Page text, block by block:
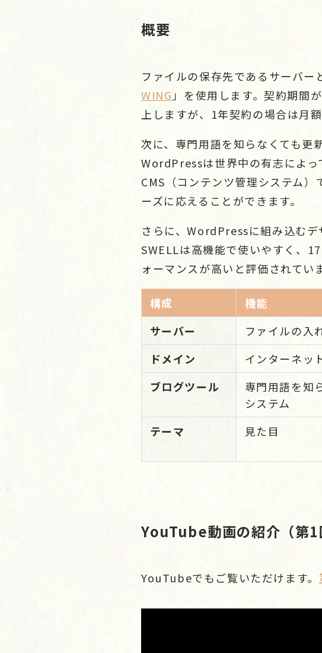
概要
ファイルの保存先であるサーバ
WING 」を使用します。契約期間
上しますが、1年契約の場合は月
次に、専門用語を知らなくても
WordPressは世界中の有志によっ
CMS（コンテンツ管理システム
ーズに応えることができます。
さらに、WordPressに組み込む
SWELLは高機能で使いやすく、
ォーマンスが高いと評価されてい
構成 機能
サーバー
ファイルの入
ドメイン
インターネッ
ブログツール
専門用語を知
システム
テーマ 見た目
YouTube動画の紹介（第1
YouTubeでもご覧いただけます。